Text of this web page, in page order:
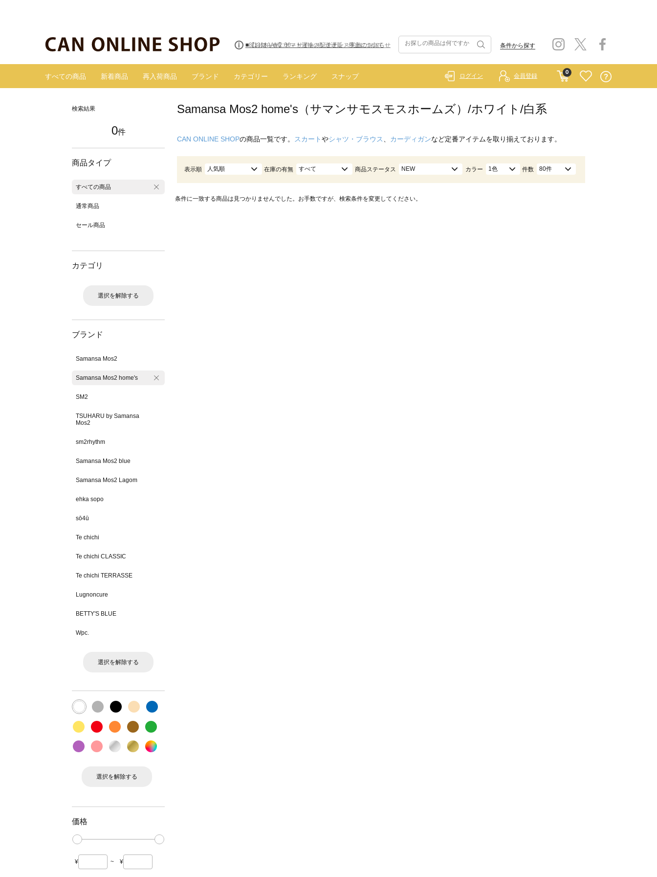
■8/13(木)AM2:00～サイトメンテナンス実施のお知らせ 条件から探す
すべての商品 新着商品 再入荷商品 ブランド カテゴリー ランキング スナップ
0
ログイン 会員登録
検索結果
0件
商品タイプ
すべての商品
通常商品
セール商品
カテゴリ
選択を解除する
ブランド
Samansa Mos2
Samansa Mos2 home's
SM2
TSUHARU by Samansa
Mos2
sm2rhythm
Samansa Mos2 blue
Samansa Mos2 Lagom
ehka sopo
sō4ū
Te chichi
Te chichi CLASSIC
Te chichi TERRASSE
Lugnoncure
BETTY'S BLUE
Wpc.
選択を解除する
選択を解除する
価格
¥ ~ ¥
Samansa Mos2 home's（サマンサモスモスホームズ）/ホワイト/白系
CAN ONLINE SHOPの商品一覧です。 スカートやシャツ・ブラウス カーディガンなど定番アイテムを取り揃えております。
表示順 人気順 在庫の有無 すべて 商品ステータス NEW カラー 1色 件数 80件
条件に一致する商品は見つかりませんでした。お手数ですが、検索条件を変更してください。